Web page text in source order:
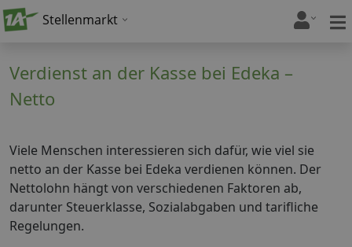
Stellenmarkt
Verdienst an der Kasse bei Edeka –
Netto
Viele Menschen interessieren sich dafür, wie viel sie
netto an der Kasse bei Edeka verdienen können. Der
Nettolohn hängt von verschiedenen Faktoren ab,
darunter Steuerklasse, Sozialabgaben und tarifliche
Regelungen.